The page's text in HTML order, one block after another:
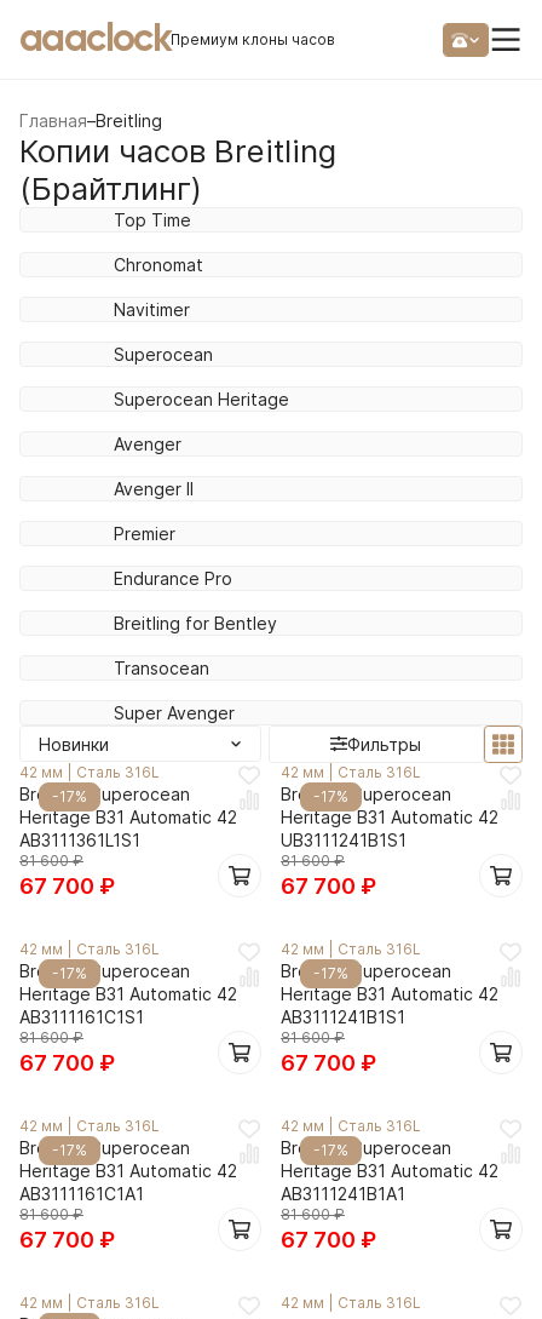
aaaclockПремиум клоны часов
Главная–Breitling
Копии часов Breitling
(Брайтлинг)
Top Time
Chronomat
Navitimer
Superocean
Superocean Heritage
Avenger
Avenger II
Premier
Endurance Pro
Breitling for Bentley
Transocean
Super Avenger
Новинки
Фильтры
-17%
42 мм Сталь 316L
Breitling Superocean
Heritage B31 Automatic 42
AB3111361L1S1
81 600₽
67 700 ₽
-17%
42 мм Сталь 316L
Breitling Superocean
Heritage B31 Automatic 42
UB3111241B1S1
81 600₽
67 700 ₽
-17%
42 мм Сталь 316L
Breitling Superocean
Heritage B31 Automatic 42
AB3111161C1S1
81 600₽
67 700 ₽
-17%
42 мм Сталь 316L
Breitling Superocean
Heritage B31 Automatic 42
AB3111241B1S1
81 600₽
67 700 ₽
-17%
42 мм Сталь 316L
Breitling Superocean
Heritage B31 Automatic 42
AB3111161C1A1
81 600₽
67 700 ₽
-17%
42 мм Сталь 316L
Breitling Superocean
Heritage B31 Automatic 42
AB3111241B1A1
81 600₽
67 700 ₽
42 мм Сталь 316L 42 мм Сталь 316L